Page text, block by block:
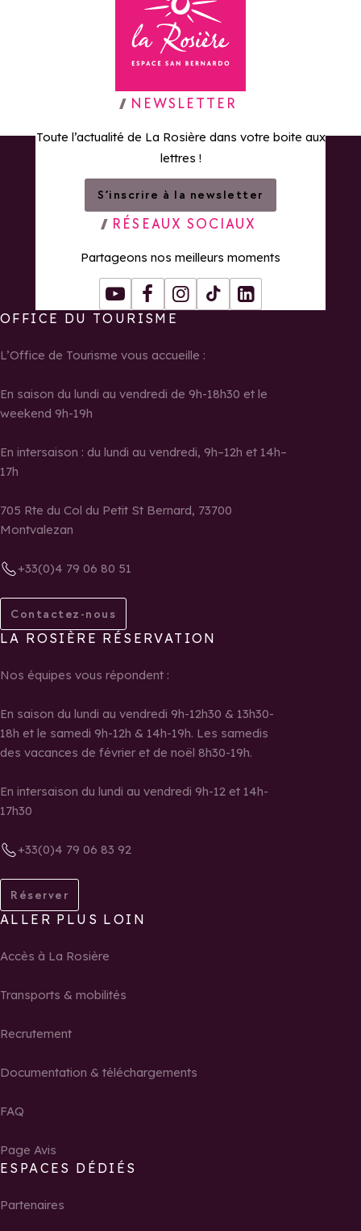
Retour à la page d'accueil
NEWSLETTER
Toute l’actualité de La Rosière dans votre boite aux
lettres !
S’inscrire à la newsletter
RÉSEAUX SOCIAUX
Partageons nos meilleurs moments
YoutubeFacebookInstagram
Tiktok LinkedIn
OFFICE DU TOURISME
L’Office de Tourisme vous accueille :
En saison du lundi au vendredi de 9h-18h30 et le
weekend 9h-19h
En intersaison : du lundi au vendredi, 9h–12h et 14h–
17h
705 Rte du Col du Petit St Bernard, 73700
Montvalezan
+33(0)4 79 06 80 51
Contactez-nous
LA ROSIÈRE RÉSERVATION
Nos équipes vous répondent :
En saison du lundi au vendredi 9h-12h30 & 13h30-
18h et le samedi 9h-12h & 14h-19h. Les samedis
des vacances de février et de noël 8h30-19h.
En intersaison du lundi au vendredi 9h-12 et 14h-
17h30
+33(0)4 79 06 83 92
Réserver
ALLER PLUS LOIN
Accès à La Rosière
Transports & mobilités
Recrutement
Documentation & téléchargements
FAQ
Page Avis
ESPACES DÉDIÉS
Partenaires